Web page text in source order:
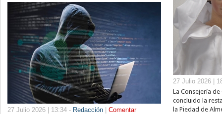
27 Julio 2026 | 13:34 - Redacción
Comentar
27 Julio 2026 |
La Consejería
concluido la
la Piedad de